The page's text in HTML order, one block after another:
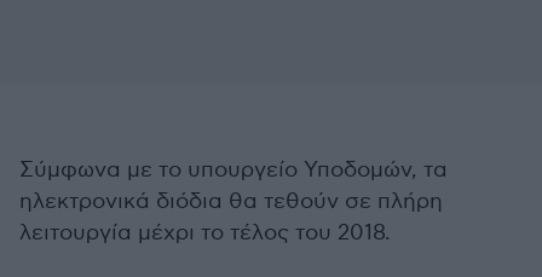
Σύμφωνα με το υπουργείο Υποδομών, τα
ηλεκτρονικά διόδια θα τεθούν σε πλήρη
λειτουργία μέχρι το τέλος του 2018.